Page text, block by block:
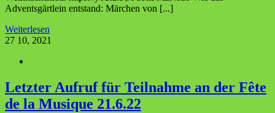
Adventsgärtlein entstand: Märchen von [...]
Weiterlesen
27 10, 2021
Letz­ter Auf­ruf für Teil­nah­me an der Fête
de la Musi­que 21.6.22